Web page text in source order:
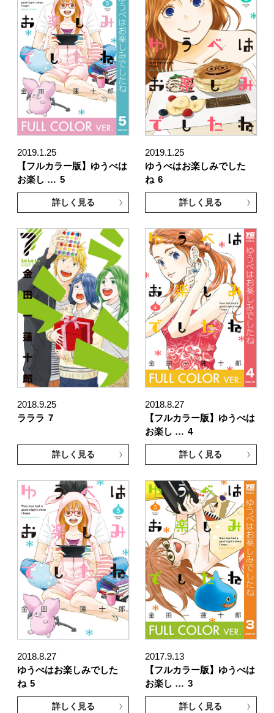
2019.1.25
【フルカラー版】ゆうべは
お楽し … 5
詳しく見る
2019.1.25
ゆうべはお楽しみでした
ね 6
詳しく見る
2018.9.25
ラララ 7
詳しく見る
2018.8.27
【フルカラー版】ゆうべは
お楽し … 4
詳しく見る
2018.8.27
ゆうべはお楽しみでした
ね 5
詳しく見る
2017.9.13
【フルカラー版】ゆうべは
お楽し … 3
詳しく見る